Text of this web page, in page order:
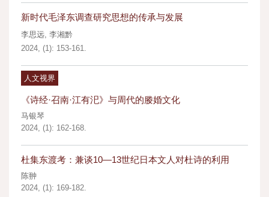
新时代毛泽东调查研究思想的传承与发展
李思远, 李湘黔
2024, (1): 153-161.
人文视界
《诗经·召南·江有汜》与周代的媵婚文化
马银琴
2024, (1): 162-168.
杜集东渡考：兼谈10—13世纪日本文人对杜诗的利用
陈翀
2024, (1): 169-182.